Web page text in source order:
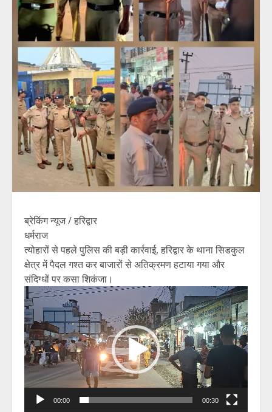
ब्रेकिंग न्यूज / हरिद्वार
धर्मराज
त्योहारों से पहले पुलिस की बड़ी कार्रवाई, हरिद्वार के थाना सिडकुल
क्षेत्र में पैदल गश्त कर बाजारों से अतिक्रमण हटाया गया और
संदिग्धों पर कसा शिकंजा।
Video
Player
00:00 00:30